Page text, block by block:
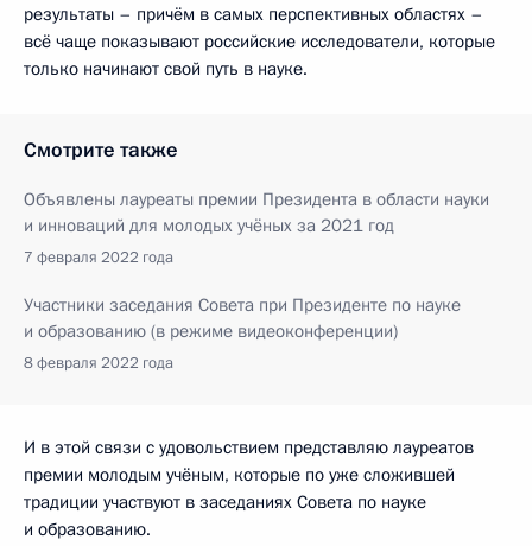
результаты – причём в самых перспективных областях –
всё чаще показывают российские исследователи, которые
только начинают свой путь в науке.
Смотрите также
Объявлены лауреаты премии Президента в области науки
и инноваций для молодых учёных за 2021 год
7 февраля 2022 года
Участники заседания Совета при Президенте по науке
и образованию (в режиме видеоконференции)
8 февраля 2022 года
И в этой связи с удовольствием представляю лауреатов
премии молодым учёным, которые по уже сложившей
традиции участвуют в заседаниях Совета по науке
и образованию.